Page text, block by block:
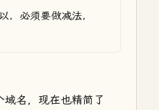
，必须要做减法，
名，现在也精简了